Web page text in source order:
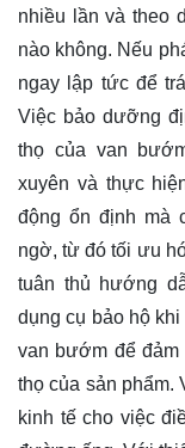
nhiều lần và theo
nào không. Nếu
ngay lập tức để
Việc bảo dưỡng
thọ của van
xuyên và thực
động ổn định mà
ngờ, từ đó tối ưu
tuân thủ hướng
dụng cụ bảo hộ
van bướm để đảm
thọ của sản phẩm.
kinh tế cho việc